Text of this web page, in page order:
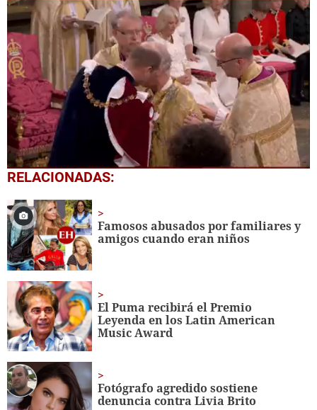
0
seconds
53
seconds
RELACIONADAS:
Famosos abusados por familiares y
amigos cuando eran niños
El Puma recibirá el Premio
Leyenda en los Latin American
Music Award
Fotógrafo agredido sostiene
denuncia contra Livia Brito